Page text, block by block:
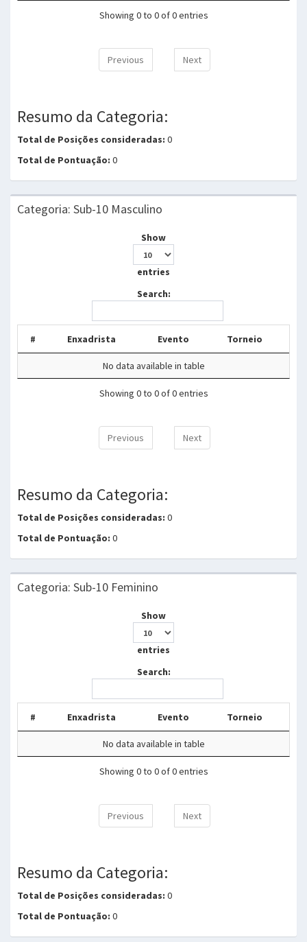
Showing 0 to 0 of 0 entries
Previous Next
Resumo da Categoria:
Total de Posições consideradas: 0
Total de Pontuação: 0
Categoria: Sub-10 Masculino
Show
entries
Search:
# Enxadrista Evento Torneio
No data available in table
Showing 0 to 0 of 0 entries
Previous Next
Resumo da Categoria:
Total de Posições consideradas: 0
Total de Pontuação: 0
Categoria: Sub-10 Feminino
Show
entries
Search:
# Enxadrista Evento Torneio
No data available in table
Showing 0 to 0 of 0 entries
Previous Next
Resumo da Categoria:
Total de Posições consideradas: 0
Total de Pontuação: 0